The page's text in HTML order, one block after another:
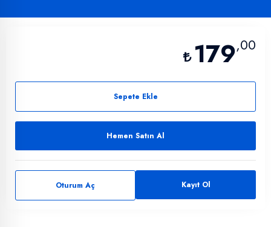
179,00
Sepete Ekle
Hemen Satın Al
Oturum Aç Kayıt Ol